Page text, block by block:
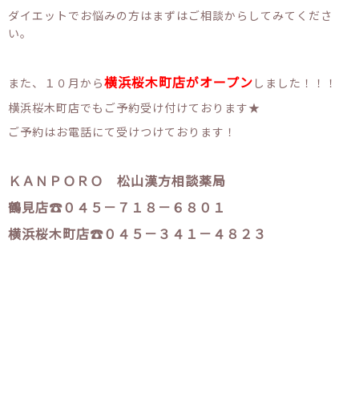
ダイエットでお悩みの方はまずはご相談からしてみてくださ
い。
また、１０月から横浜桜木町店がオープン しました！！！
横浜桜木町店でもご予約受け付けております★
ご予約はお電話にて受けつけております！
ＫＡＮＰＯＲＯ 松山漢方相談薬局
鶴見店☎０４５－７１８－６８０１
横浜桜木町店☎０４５－３４１－４８２３